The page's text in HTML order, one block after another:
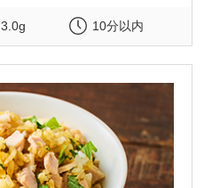
3.0g 10分以内